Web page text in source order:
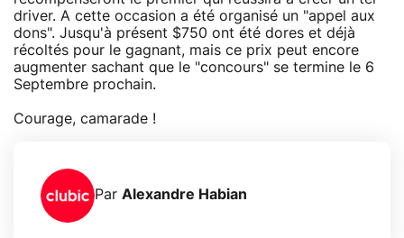
driver. A cette occasion a été organisé un "appel aux
dons". Jusqu'à présent $750 ont été dores et déjà
récoltés pour le gagnant, mais ce prix peut encore
augmenter sachant que le "concours" se termine le 6
Septembre prochain.
Courage, camarade !
Par Alexandre Habian